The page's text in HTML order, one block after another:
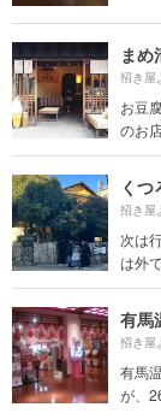
まめ
招き屋
お豆
のお
くつ
招き屋
次は
は外
有馬
招き屋
有馬
が、